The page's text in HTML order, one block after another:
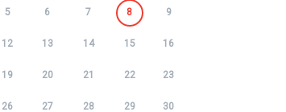
5 6 7 8 9
12 13 14 15 16
19 20 21 22 23
26 27 28 29 30